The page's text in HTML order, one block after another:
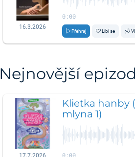
16.3.2026
0:00
Přehraj Líbí se
Nejnovější
17.7.2026
Klietka hanby
mlyna 1)
0:00